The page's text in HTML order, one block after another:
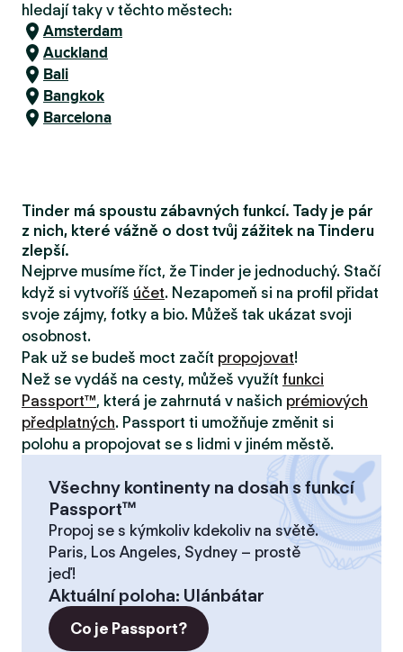
hledají taky v těchto městech:
Amsterdam
Auckland
Bali
Bangkok
Barcelona
Tinder má spoustu zábavných funkcí. Tady je pár
z nich, které vážně o dost tvůj zážitek na Tinderu
zlepší.
Nejprve musíme říct, že Tinder je jednoduchý. Stačí
když si vytvoříš účet. Nezapomeň si na profil přidat
svoje zájmy, fotky a bio. Můžeš tak ukázat svoji
osobnost.
Pak už se budeš moct začít propojovat!
Než se vydáš na cesty, můžeš využít funkci
Passport™, která je zahrnutá v našich prémiových
předplatných. Passport ti umožňuje změnit si
polohu a propojovat se s lidmi v jiném městě.
Všechny kontinenty na dosah s funkcí
Passport™
Propoj se s kýmkoliv kdekoliv na světě.
Paris, Los Angeles, Sydney – prostě
jeď!
Aktuální poloha: Ulánbátar
Co je Passport?